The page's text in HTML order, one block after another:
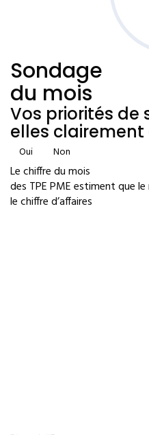
Sondage
du mois
Vos priorités
elles clairement
Oui Non
Le chiffre du mois
des TPE PME estiment que
le chiffre d’affaires